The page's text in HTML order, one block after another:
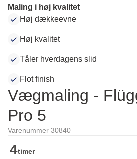
Maling i høj kvalitet
Høj dækkeevne
Høj kvalitet
Tåler hverdagens slid
Flot finish
Vægmaling -
Pro 5
Varenummer 30840
4timer